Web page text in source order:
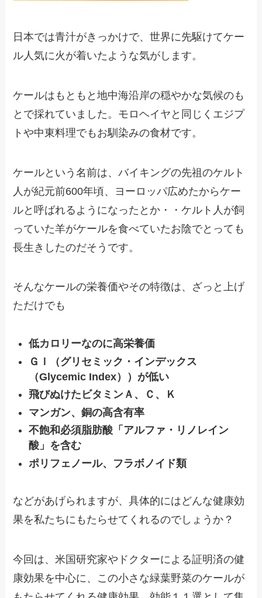
日本では青汁がきっかけで、世界に先駆けてケー
ル人気に火が着いたような気がします。
ケールはもともと地中海沿岸の穏やかな気候のも
とで採れていました。モロヘイヤと同じくエジプ
トや中東料理でもお馴染みの食材です。
ケールという名前は、バイキングの先祖のケルト
人が紀元前600年頃、ヨーロッパ広めたからケー
ルと呼ばれるようになったとか・・ケルト人が飼
っていた羊がケールを食べていたお陰でとっても
長生きしたのだそうです。
そんなケールの栄養価やその特徴は、ざっと上げ
ただけでも
低カロリーなのに高栄養価
ＧＩ（グリセミック・インデックス
（Glycemic Index））が低い
飛びぬけたビタミンＡ、Ｃ、Ｋ
マンガン、銅の高含有率
不飽和必須脂肪酸「アルファ・リノレイン
酸」を含む
ポリフェノール、フラボノイド類
などがあげられますが、具体的にはどんな健康効
果を私たちにもたらせてくれるのでしょうか？
今回は、米国研究家やドクターによる証明済の健
康効果を中心に、この小さな緑葉野菜のケールが